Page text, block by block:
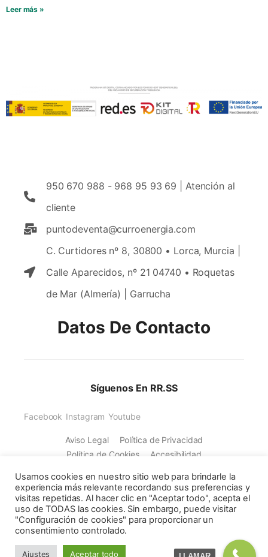
Leer más »
Datos De Contacto
950 670 988 - 968 95 93 69 | Atención al
cliente
puntodeventa@curroenergia.com
C. Curtidores nº 8, 30800 • Lorca, Murcia |
Calle Aparecidos, nº 21 04740 • Roquetas
de Mar (Almería) | Garrucha
Síguenos En RR.SS
Facebook Instagram Youtube
Aviso Legal
Política de Privacidad
Política de Cookies
Accesibilidad
Usamos cookies en nuestro sitio web para brindarle la
experiencia más relevante recordando sus preferencias y
visitas repetidas. Al hacer clic en "Aceptar todo", acepta el
uso de TODAS las cookies. Sin embargo, puede visitar
"Configuración de cookies" para proporcionar un
consentimiento controlado.
Ajustes Aceptar todo